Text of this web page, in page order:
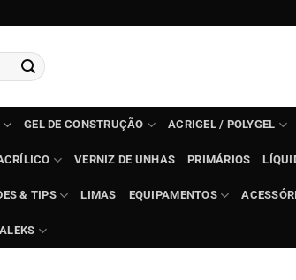
GEL DE CONSTRUÇÃO ACRIGEL / POLYGEL
VERNIZ DE UNHAS PRIMÁRIOS
& TIPS LIMAS EQUIPAMENTOS